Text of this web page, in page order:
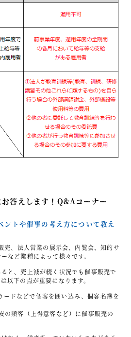
答えします！Q&Aコーナー
ントや催事の考え方について教え
売、法人営業の展示会、内覧会、知的サ
など業種によって様々です。
と、売上減が続く状況でも催事販売で
以下の点が重要になります。
ードなどで個客を囲い込み、個客名簿を
の頻客（上得意客など）に催事販売の